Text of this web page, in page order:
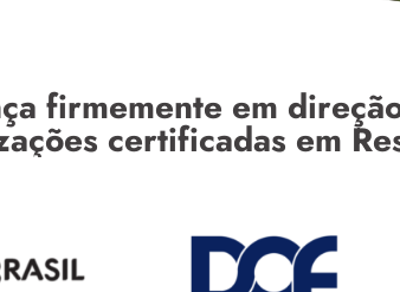
firmemente em
certificadas em